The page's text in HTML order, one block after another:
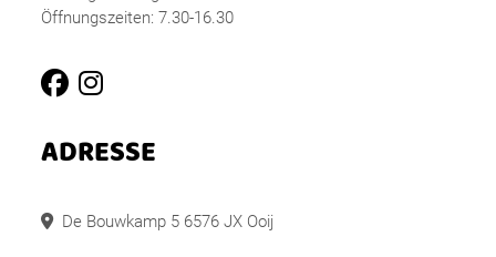
Öffnungszeiten: 7.30-16.30
ADRESSE
De Bouwkamp 5 6576 JX Ooij